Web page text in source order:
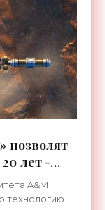
позволят
лет -
A&M
технологию